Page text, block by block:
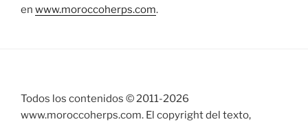
en www.moroccoherps.com.
Todos los contenidos © 2011-2026
www.moroccoherps.com. El copyright del texto,